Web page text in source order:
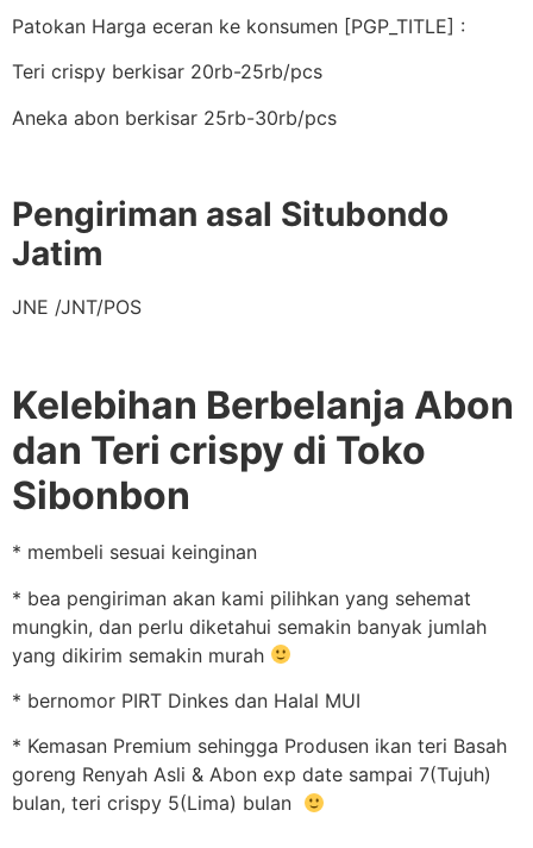
Patokan Harga eceran ke konsumen [PGP_TITLE] :
Teri crispy berkisar 20rb-25rb/pcs
Aneka abon berkisar 25rb-30rb/pcs
Pengiriman asal Situbondo
Jatim
JNE /JNT/POS
Kelebihan Berbelanja Abon
dan Teri crispy di Toko
Sibonbon
* membeli sesuai keinginan
* bea pengiriman akan kami pilihkan yang sehemat
mungkin, dan perlu diketahui semakin banyak jumlah
yang dikirim semakin murah
* bernomor PIRT Dinkes dan Halal MUI
* Kemasan Premium sehingga Produsen ikan teri Basah
goreng Renyah Asli & Abon exp date sampai 7(Tujuh)
bulan, teri crispy 5(Lima) bulan